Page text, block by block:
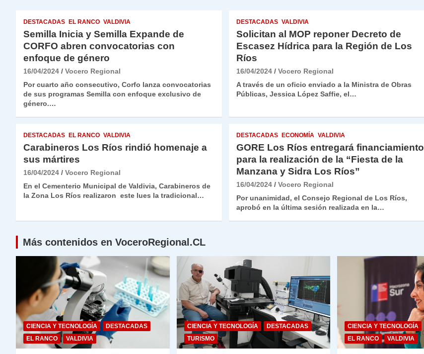
DESTACADAS EL RANCO VALDIVIA
Semilla Inicia y Semilla Expande de
CORFO abren convocatorias con
enfoque de género
16/04/2024
Vocero Regional
Por cuarto año consecutivo, Corfo lanza convocatorias
de sus programas Semilla con enfoque exclusivo de
género.…
DESTACADAS VALDIVIA
Solicitan al MOP reponer Decreto de
Escasez Hídrica para la Región de Los
Ríos
16/04/2024
Vocero Regional
A través de un oficio enviado a la Ministra de Obras
Públicas, Jessica López Saffie, el…
DESTACADAS EL RANCO VALDIVIA
Carabineros Los Ríos rindió homenaje a
sus mártires
16/04/2024
Vocero Regional
En el Cementerio Municipal de Valdivia, Carabineros de
la Zona Los Ríos realizaron este lues la tradicional…
DESTACADAS ECONOMÍA VALDIVIA
GORE Los Ríos entregará financiamiento
para la realización de la “Fiesta de la
Manzana y Sidra Los Ríos”
16/04/2024
Vocero Regional
Por unanimidad, el Consejo Regional de Los Ríos,
aprobó en la última sesión realizada en la…
Más contenidos en VoceroRegional.CL
CIENCIA Y TECNOLOGÍA
DESTACADAS
EL RANCO
VALDIVIA
CIENCIA Y TECNOLOGÍA
DESTACADAS
TURISMO
CIENCIA Y TECNOLOGÍA
EL RANCO
VALDIVIA